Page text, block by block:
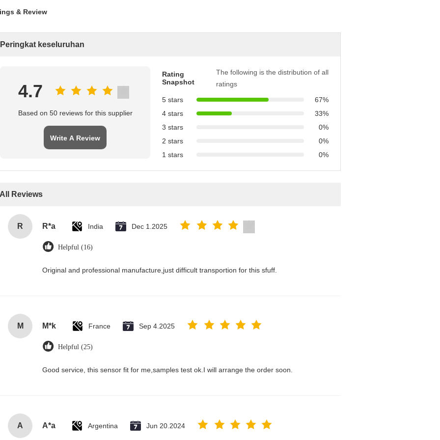
& Review
Peringkat keseluruhan
4.7
Based on 50 reviews for this supplier
Write A Review
Rating
Snapshot
The following is the distribution of all
ratings
5 stars
67%
4 stars
33%
3 stars
0%
2 stars
0%
1 stars
0%
All Reviews
R R*a India Dec 1.2025
Helpful (16)
Original and professional manufacture,just difficult transportion for this sfuff.
M M*k France Sep 4.2025
Helpful (25)
Good service, this sensor fit for me,samples test ok.I will arrange the order soon.
A A*a Argentina Jun 20.2024